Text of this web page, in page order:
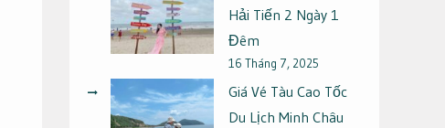
Hải Tiến 2 Ngày 1
Đêm
16 Tháng 7, 2025
Giá Vé Tàu Cao Tốc
Du Lịch Minh Châu